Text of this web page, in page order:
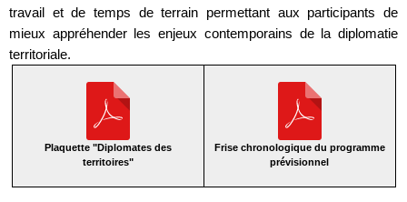
travail et de temps de terrain permettant aux participants de
mieux appréhender les enjeux contemporains de la diplomatie
territoriale.
Plaquette "Diplomates des
territoires"
Frise chronologique du programme
prévisionnel